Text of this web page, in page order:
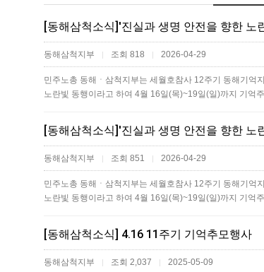
[동해삼척소식]'진실과 생명 안전을 향한 노
동해삼척지부 | 조회 818 | 2026-04-29
민주노총 동해ㆍ삼척지부는 세월호참사 12주기 동해기억
노란빛 동행이라고 하여 4월 16일(목)~19일(일)까지 기억
동해삼척지부 | 조회 851 | 2026-04-29
민주노총 동해ㆍ삼척지부는 세월호참사 12주기 동해기억
노란빛 동행이라고 하여 4월 16일(목)~19일(일)까지 기억
[동해삼척소식] 4.16 11주기 기억추모행사
동해삼척지부 | 조회 2,037 | 2025-05-09